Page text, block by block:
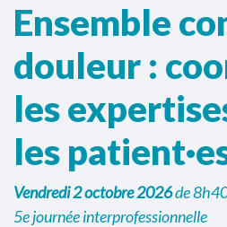
Ensemble
douleur :
les
les
Vendredi 2 octobre 2026de
5e journée interprofessionnelle